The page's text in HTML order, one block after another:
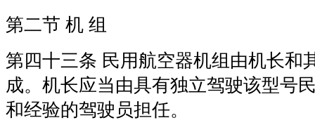
第二节 机 组
第四十三条 民用航空器机组由机长和
成。机长应当由具有独立驾驶该型号
和经验的驾驶员担任。